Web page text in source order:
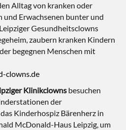
Alltag von kranken oder
Erwachsenen bunter und
Gesundheitsclowns
zaubern kranken Kindern
begegnen Menschen mit
clowns.de
Klinikclowns besuchen
der
Kinderhospiz Bärenherz in
McDonald-Haus Leipzig, um